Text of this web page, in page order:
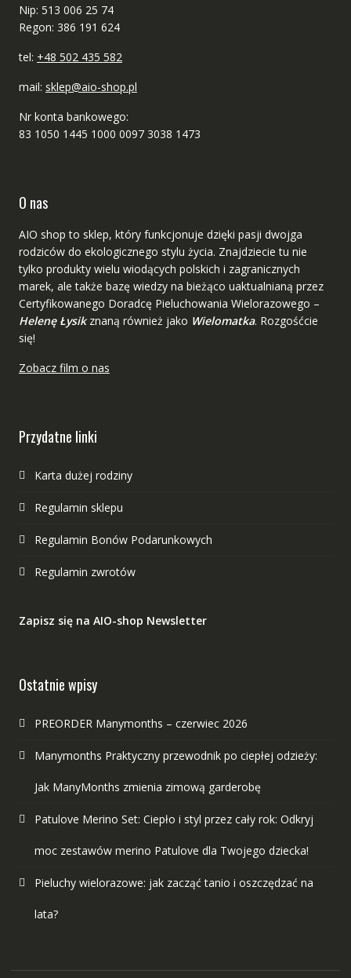
Nip: 513 006 25 74
Regon: 386 191 624
tel: +48 502 435 582
mail: sklep@aio-shop.pl
Nr konta bankowego:
83 1050 1445 1000 0097 3038 1473
O nas
AIO shop to sklep, który funkcjonuje dzięki pasji dwojga
rodziców do ekologicznego stylu życia. Znajdziecie tu nie
tylko produkty wielu wiodących polskich i zagranicznych
marek, ale także bazę wiedzy na bieżąco uaktualnianą przez
Certyfikowanego Doradcę Pieluchowania Wielorazowego –
Helenę Łysikznaną również jako Wielomatka. Rozgośćcie
się!
Zobacz film o nas
Przydatne linki
Karta dużej rodziny
Regulamin sklepu
Regulamin Bonów Podarunkowych
Regulamin zwrotów
Zapisz się na AIO-shop Newsletter
Ostatnie wpisy
PREORDER Manymonths – czerwiec 2026
Manymonths Praktyczny przewodnik po ciepłej odzieży:
Jak ManyMonths zmienia zimową garderobę
Patulove Merino Set: Ciepło i styl przez cały rok: Odkryj
moc zestawów merino Patulove dla Twojego dziecka!
Pieluchy wielorazowe: jak zacząć tanio i oszczędzać na
lata?